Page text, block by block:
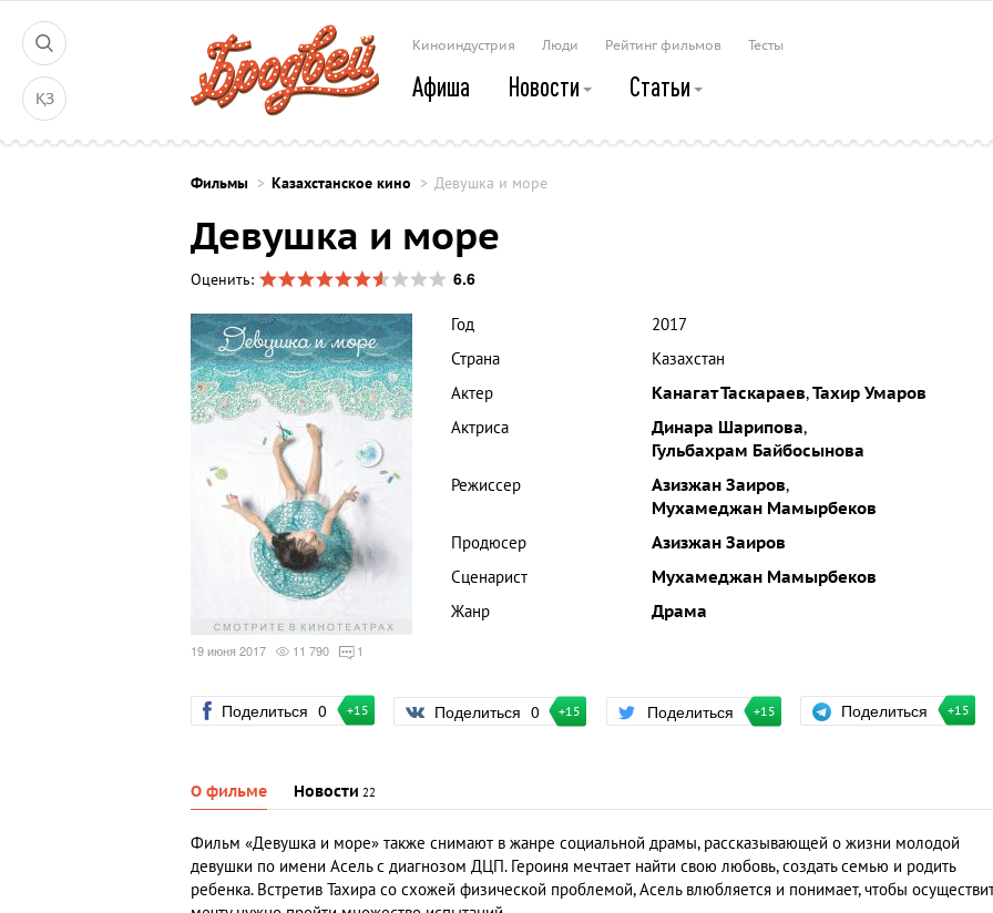
ҚЗ
Киноиндустрия Люди Рейтинг фильмов Тесты
Афиша Новости Статьи
Фильмы Казахстанское кино Девушка и море
Девушка и море
Оценить: 6.6
19 июня 2017 11 790 1
Год
2017
Страна
Казахстан
Актер
Канагат Таскараев,Тахир Умаров
Актриса
Динара Шарипова,
Гульбахрам Байбосынова
Режиссер
Азизжан Заиров,
Мухамеджан Мамырбеков
Продюсер
Азизжан Заиров
Сценарист
Мухамеджан Мамырбеков
Жанр
Драма
Поделиться 0 +15 Поделиться 0 +15 Поделиться +15 Поделиться +15
О фильме Новости 22
Фильм «Девушка и море» также снимают в жанре социальной драмы, рассказывающей о жизни молодой
девушки по имени Асель с диагнозом ДЦП. Героиня мечтает найти свою любовь, создать семью и родить
ребенка. Встретив Тахира со схожей физической проблемой, Асель влюбляется и понимает, чтобы